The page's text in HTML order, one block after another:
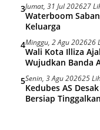
3Jumat, 31 Jul 202627
Waterboom
Keluarga
4Minggu, 2 Agu 202626
Wali Kota Illiza
Wujudkan Banda
5Senin, 3 Agu 202625
Kedubes AS
Bersiap